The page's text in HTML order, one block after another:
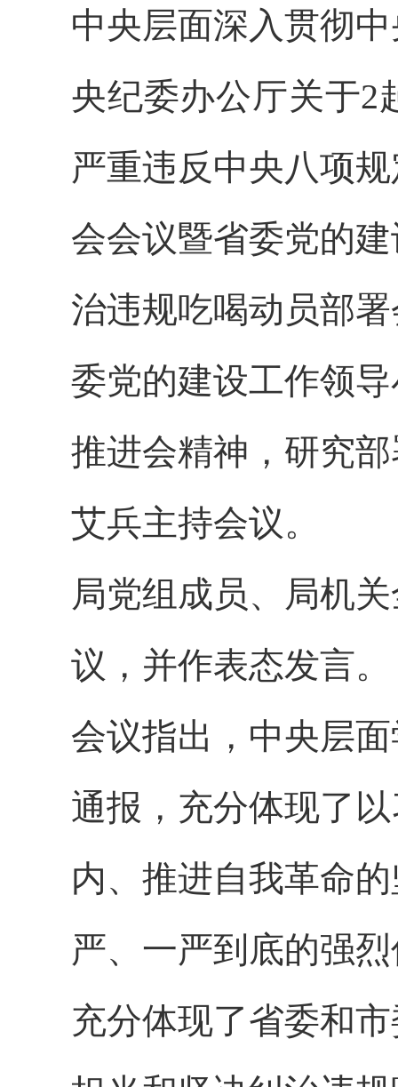
中央层面深入贯彻
央纪委办公厅关于2
严重违反中央八项
会会议暨省委党的
治违规吃喝动员部
委党的建设工作领
推进会精神，研究
艾兵主持会议。
局党组成员、局机
议，并作表态发言。
会议指出，中央层
通报，充分体现了
内、推进自我革命
严、一严到底的强
充分体现了省委和